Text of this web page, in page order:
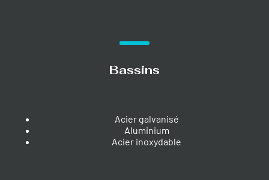
Bassins
Acier galvanisé
Aluminium
Acier inoxydable